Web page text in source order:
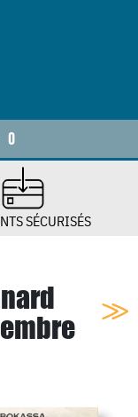
0
SÉCURISÉS